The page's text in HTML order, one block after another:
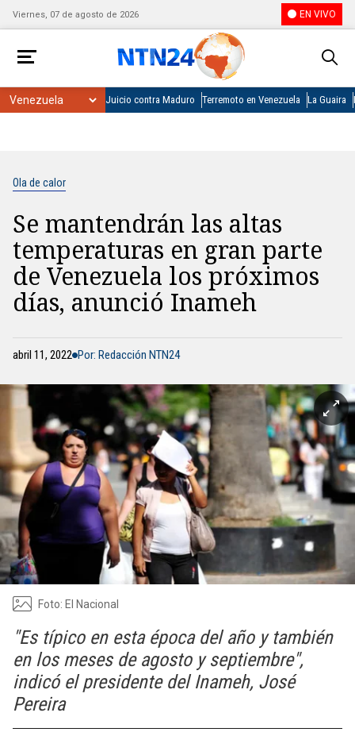
Viernes, 07 de agosto de 2026 EN VIVO
Juicio contra Maduro Terremoto en Venezuela La Guaira
Ola de calor
Se mantendrán las altas
temperaturas en gran parte
de Venezuela los próximos
días, anunció Inameh
abril 11, 2022 Por: Redacción NTN24
Foto: El Nacional
"Es típico en esta época del año y también
en los meses de agosto y septiembre",
indicó el presidente del Inameh, José
Pereira